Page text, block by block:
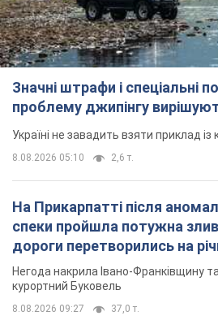
Значні штрафи і спеціальні
проблему джипінгу
Україні не завадить взяти приклад із
8.08.2026 05:10 2,6 т.
На Прикарпатті після
спеки пройшла потужна
дороги перетворились на
Відео
Негода накрила Івано-Франківщину
курортний Буковель
8.08.2026 09:27 37,0 т.